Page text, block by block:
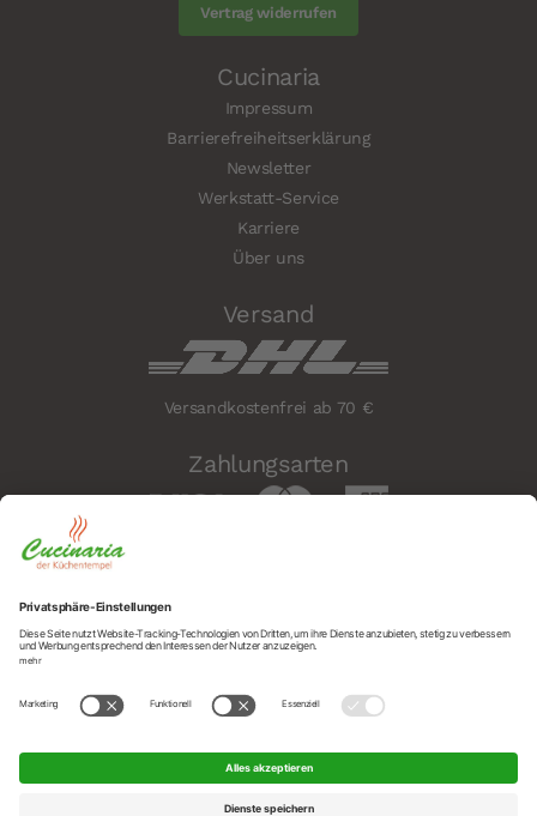
Vertrag widerrufen
Cucinaria
Impressum
Barrierefreiheitserklärung
Newsletter
Werkstatt-Service
Karriere
Über uns
Versand
Versandkostenfrei ab 70 €
Zahlungsarten
Sicherheit
Social